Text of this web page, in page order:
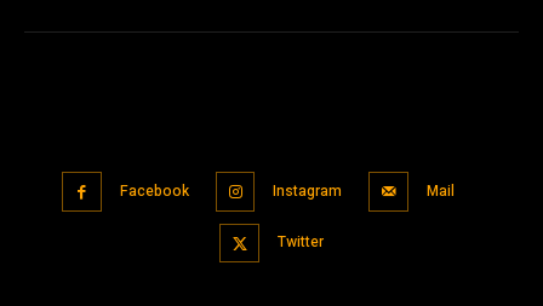
Facebook Instagram Mail
Twitter